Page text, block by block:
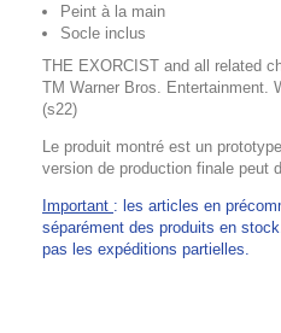
Peint à la main
Socle inclus
THE EXORCIST and all related
TM Warner Bros. Entertainment.
(s22)
Le produit montré est un
version de production finale peut
Important : les articles en
séparément des produits en
pas les expéditions partielles.